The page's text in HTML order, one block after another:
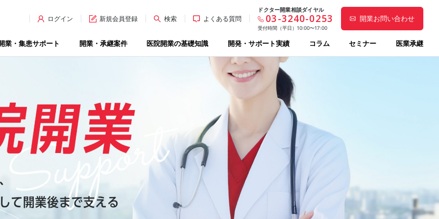
ログイン 新規会員登録 検索 よくある質問
ドクター開業相談ダイヤル
03-3240-0253
受付時間（平日）10:00〜17:00
開業お問い合わせ
業・集患サポート 開業・承継案件 医院開業の基礎知識 開発・サポート実績 コラム セミナー 医業承継